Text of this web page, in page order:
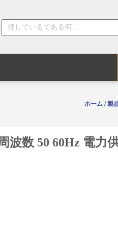
ホーム /製
波数 50 60Hz 電力